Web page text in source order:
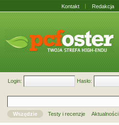
Kontakt Redakcja
Login: Hasło:
Wszędzie Testy i recenzje Aktualności